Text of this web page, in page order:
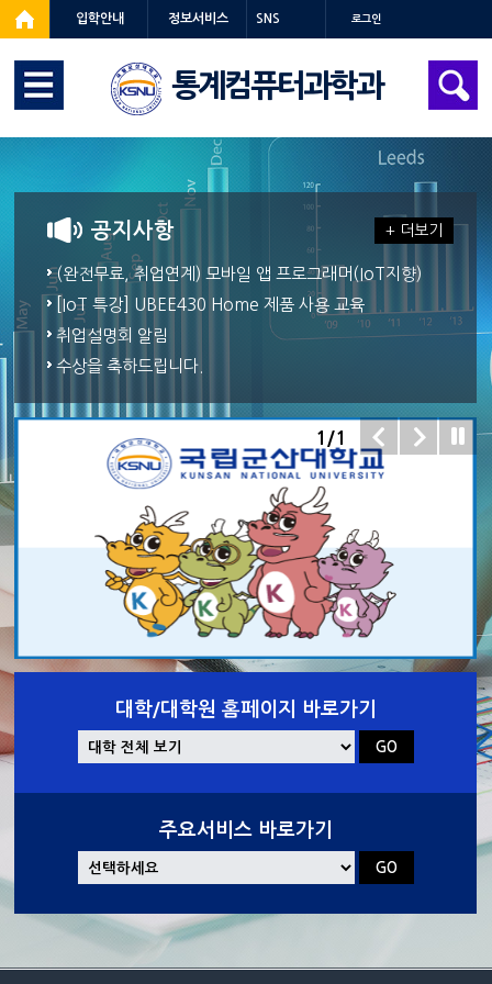
입학안내 정보서비스 SNS 로그인
통계컴퓨터과학과
공지사항
(완전무료, 취업연계) 모바일 앱 프로그래머(IoT지향)
교육 실시
[IoT 특강] UBEE430 Home 제품 사용 교육
취업설명회 알림
수상을 축하드립니다.
+ 더보기
1 /1
대학/대학원 홈페이지 바로가기
주요서비스 바로가기